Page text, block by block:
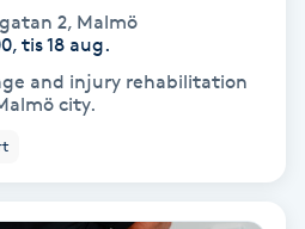
2, Malmö
tis 18 aug.
and injury rehabilitation
city.